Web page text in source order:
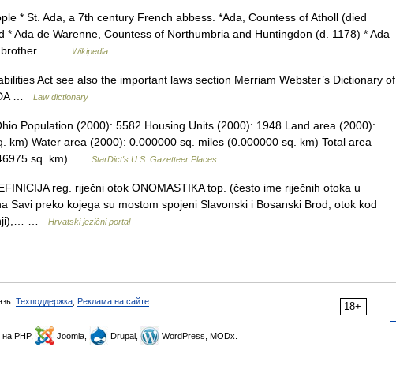
* St. Ada, a 7th century French abbess. *Ada, Countess of Atholl (died
* Ada de Warenne, Countess of Northumbria and Huntingdon (d. 1178) * Ada
brother… …
Wikipedia
Act see also the important laws section Merriam Webster’s Dictionary of
…
Law dictionary
Population (2000): 5582 Housing Units (2000): 1948 Land area (2000):
km) Water area (2000): 0.000000 sq. miles (0.000000 sq. km) Total area
sq. km) …
StarDict's U.S. Gazetteer Places
reg. riječni otok ONOMASTIKA top. (često ime riječnih otoka u
Savi preko kojega su mostom spojeni Slavonski i Bosanski Brod; otok kod
…
Hrvatski jezični portal
18+
Техподдержка Реклама на сайте
на PHP, Joomla, Drupal, WordPress, MODx.